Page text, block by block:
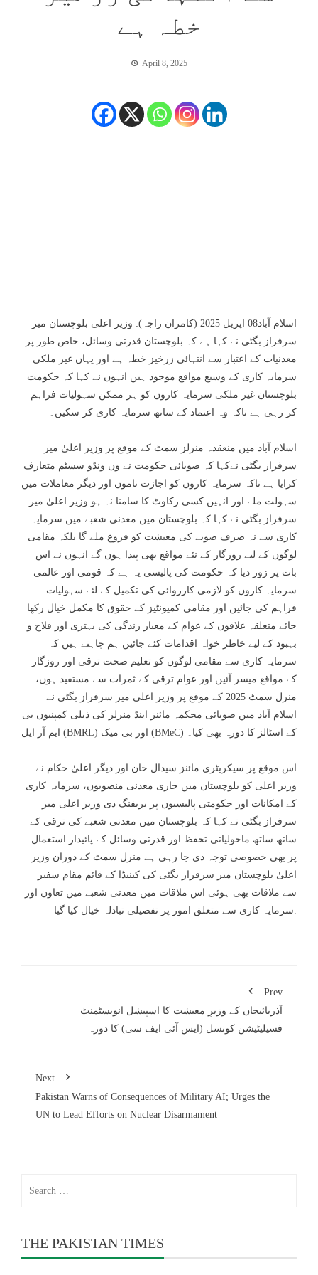
خطہ ہے
April 8, 2025
اسلام آباد08 اپریل 2025 (کامران راجہ): وزیر اعلیٰ بلوچستان میر
سرفراز بگٹی نے کہا ہے کہ بلوچستان قدرتی وسائل، خاص طور پر
معدنیات کے اعتبار سے انتہائی زرخیز خطہ ہے اور یہاں غیر ملکی
سرمایہ کاری کے وسیع مواقع موجود ہیں انہوں نے کہا کہ حکومت
بلوچستان غیر ملکی سرمایہ کاروں کو ہر ممکن سہولیات فراہم
کر رہی ہے تاکہ وہ اعتماد کے ساتھ سرمایہ کاری کر سکیں۔
اسلام آباد میں منعقدہ منرلز سمٹ کے موقع پر وزیر اعلیٰ میر
سرفراز بگٹی نےکہا کہ صوبائی حکومت نے ون ونڈو سسٹم متعارف
کرایا ہے تاکہ سرمایہ کاروں کو اجازت ناموں اور دیگر معاملات میں
سہولت ملے اور انہیں کسی رکاوٹ کا سامنا نہ ہو وزیر اعلیٰ میر
سرفراز بگٹی نے کہا کہ بلوچستان میں معدنی شعبے میں سرمایہ
کاری سے نہ صرف صوبے کی معیشت کو فروغ ملے گا بلکہ مقامی
لوگوں کے لیے روزگار کے نئے مواقع بھی پیدا ہوں گے انہوں نے اس
بات پر زور دیا کہ حکومت کی پالیسی یہ ہے کہ قومی اور عالمی
سرمایہ کاروں کو لازمی کارروائی کی تکمیل کے لئے سہولیات
فراہم کی جائیں اور مقامی کمیونٹیز کے حقوق کا مکمل خیال رکھا
جائے متعلقہ علاقوں کے عوام کے معیار زندگی کی بہتری اور فلاح و
بہبود کے لیے خاطر خواہ اقدامات کئے جائیں ہم چاہتے ہیں کہ
سرمایہ کاری سے مقامی لوگوں کو تعلیم صحت ترقی اور روزگار
کے مواقع میسر آئیں اور عوام ترقی کے ثمرات سے مستفید ہوں،
منرل سمٹ 2025 کے موقع پر وزیر اعلیٰ میر سرفراز بگٹی نے
اسلام آباد میں صوبائی محکمہ مائنز اینڈ منرلز کی ذیلی کمپنیوں بی
ایم آر ایل (BMRL) اور بی میک (BMeC) کے اسٹالز کا دورہ بھی کیا۔
اس موقع پر سیکریٹری مائنز سیدال خان اور دیگر اعلیٰ حکام نے
وزیر اعلیٰ کو بلوچستان میں جاری معدنی منصوبوں، سرمایہ کاری
کے امکانات اور حکومتی پالیسیوں پر بریفنگ دی وزیر اعلیٰ میر
سرفراز بگٹی نے کہا کہ بلوچستان میں معدنی شعبے کی ترقی کے
ساتھ ساتھ ماحولیاتی تحفظ اور قدرتی وسائل کے پائیدار استعمال
پر بھی خصوصی توجہ دی جا رہی ہے منرل سمٹ کے دوران وزیر
اعلیٰ بلوچستان میر سرفراز بگٹی کی کینیڈا کے قائم مقام سفیر
سے ملاقات بھی ہوئی اس ملاقات میں معدنی شعبے میں تعاون اور
سرمایہ کاری سے متعلق امور پر تفصیلی تبادلہ خیال کیا گیا.
Prev
آذربائیجان کے وزیرِ معیشت کا اسپیشل انویسٹمنٹ
فسیلیٹیشن کونسل (ایس آئی ایف سی) کا دورہ
Next
Pakistan Warns of Consequences of Military AI; Urges the
UN to Lead Efforts on Nuclear Disarmament
THE PAKISTAN TIMES